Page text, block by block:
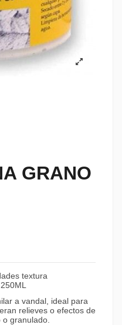
GRANO
textura
a vandal, ideal para
relieves o efectos de
granulado.